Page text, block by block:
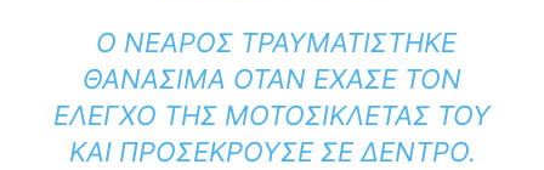
Ο ΝΕΑΡΌΣ ΤΡΑΥΜΑΤΊΣΤΗΚΕ
ΘΑΝΆΣΙΜΑ ΌΤΑΝ ΈΧΑΣΕ ΤΟΝ
ΈΛΕΓΧΟ ΤΗΣ ΜΟΤΟΣΙΚΛΈΤΑΣ ΤΟΥ
ΚΑΙ ΠΡΟΣΈΚΡΟΥΣΕ ΣΕ ΔΈΝΤΡΟ.